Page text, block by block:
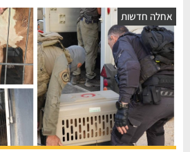
אחלה חדשות